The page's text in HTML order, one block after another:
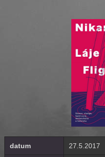
datum 27.5.2017